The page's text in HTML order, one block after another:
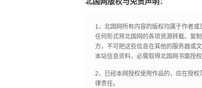
1、北国网所有内容的版权均属于作者
任何形式将北国网的各项资源转载、复
方，不可把这些信息在其他的服务器或
本站信息资料，必需取得北国网书面授
2、已经本网授权使用作品的，应在授权
律责任。